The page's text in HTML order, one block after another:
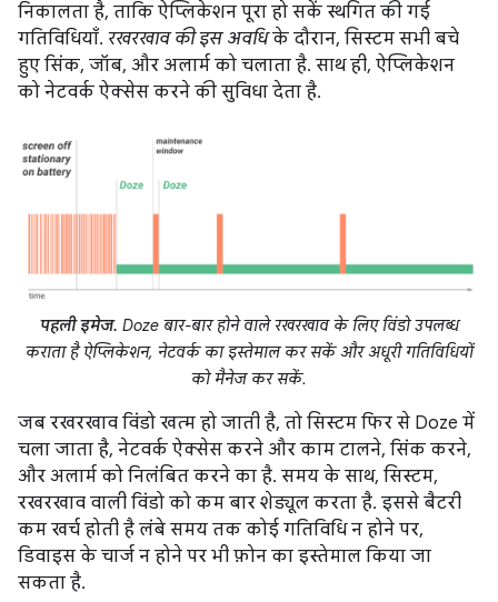
निकालता है, ताकि ऐप्लिकेशन पूरा हो सकें स्थगित की गई
गतिविधियाँ. रखरखाव की इस अवधिके दौरान, सिस्टम सभी बचे
हुए सिंक, जॉब, और अलार्म को चलाता है. साथ ही, ऐप्लिकेशन
को नेटवर्क ऐक्सेस करने की सुविधा देता है.
पहली इमेज. Doze बार-बार होने वाले रखरखाव के लिए विंडो उपलब्ध
कराता है ऐप्लिकेशन, नेटवर्क का इस्तेमाल कर सकें और अधूरी गतिविधियों
को मैनेज कर सकें.
जब रखरखाव विंडो खत्म हो जाती है, तो सिस्टम फिर से Doze में
चला जाता है, नेटवर्क ऐक्सेस करने और काम टालने, सिंक करने,
और अलार्म को निलंबित करने का है. समय के साथ, सिस्टम,
रखरखाव वाली विंडो को कम बार शेड्यूल करता है. इससे बैटरी
कम खर्च होती है लंबे समय तक कोई गतिविधि न होने पर,
डिवाइस के चार्ज न होने पर भी फ़ोन का इस्तेमाल किया जा
सकता है.